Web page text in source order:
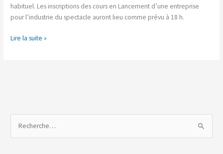
habituel. Les inscriptions des cours en Lancement d’une entreprise
pour l’industrie du spectacle auront lieu comme prévu à 18 h.
ce
soir
Lire la suite »